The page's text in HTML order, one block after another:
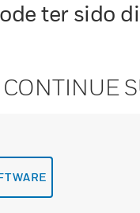
ter sido
CONTINUE